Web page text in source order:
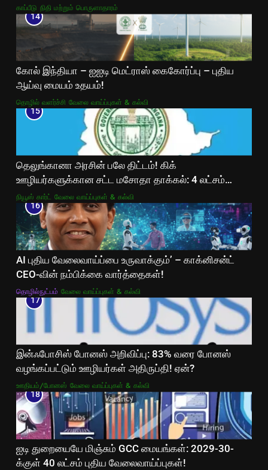
போதும்!
காப்பீடு நிதி மற்றும் பொருளாதாரம்
14
கோல் இந்தியா – ஐஐடி மெட்ராஸ் கைகோர்ப்பு – புதிய
ஆய்வு மையம் உதயம்!
தொழில் வளர்ச்சி வேலை வாய்ப்புகள் & கல்வி
15
தெலுங்கானா அரசின் பலே திட்டம்! கிக்
ஊழியர்களுக்கான சட்ட மசோதா தாக்கல்: 4 லட்சம்
ஊழியர்களுக்கு சமூகப் பாதுகாப்பு உறுதி!
நியூஸ் கார்ட் வேலை வாய்ப்புகள் & கல்வி
16
AI புதிய வேலைவாய்ப்பை உருவாக்கும்’ – காக்னிசன்ட்
CEO-வின் நம்பிக்கை வார்த்தைகள்!
தொழில்நுட்பம் வேலை வாய்ப்புகள் & கல்வி
17
இன்ஃபோசிஸ் போனஸ் அறிவிப்பு: 83% வரை போனஸ்
வழங்கப்பட்டும் ஊழியர்கள் அதிருப்தி! ஏன்?
ஊதியம்/போனஸ் வேலை வாய்ப்புகள் & கல்வி
18
ஐடி துறையையே மிஞ்சும் GCC மையங்கள்: 2029-30-
க்குள் 40 லட்சம் புதிய வேலைவாய்ப்புகள்!